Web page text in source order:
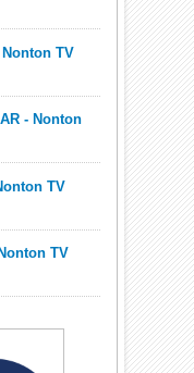
TV
- Nonton
TV
TV